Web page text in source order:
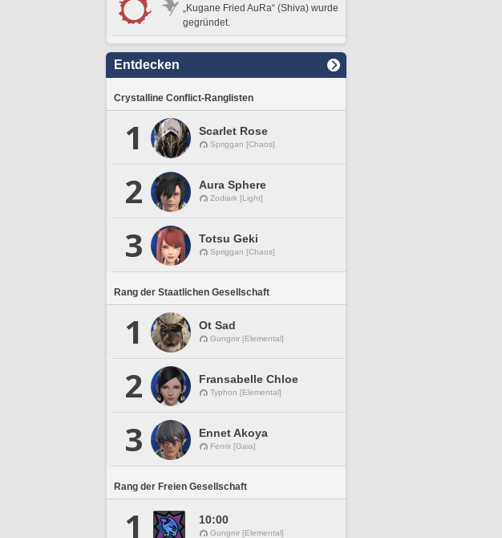
„Kugane Fried AuRa“ (Shiva) wurde
gegründet.
Entdecken
Crystalline Conflict-Ranglisten
1 Scarlet Rose
Spriggan [Chaos]
2 Aura Sphere
Zodiark [Light]
3 Totsu Geki
Spriggan [Chaos]
Rang der Staatlichen Gesellschaft
1 Ot Sad
Gungnir [Elemental]
2 Fransabelle Chloe
Typhon [Elemental]
3 Ennet Akoya
Fenrir [Gaia]
Rang der Freien Gesellschaft
1 10:00
Gungnir [Elemental]